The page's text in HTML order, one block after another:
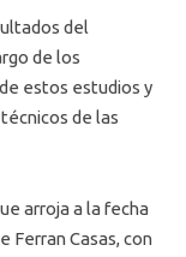
del
de los
estos estudios y
de las
arroja a la fecha
Ferran Casas, con